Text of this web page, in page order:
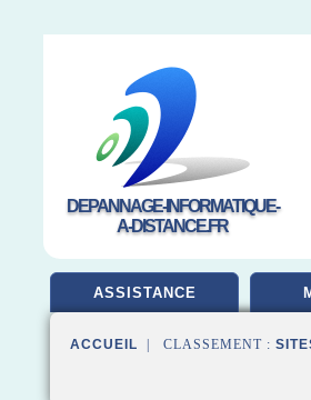
DEPANNAGE-INFORMATIQUE-
A-DISTANCE.FR
ASSISTANCE
ACCUEIL | CLASSEMENT :